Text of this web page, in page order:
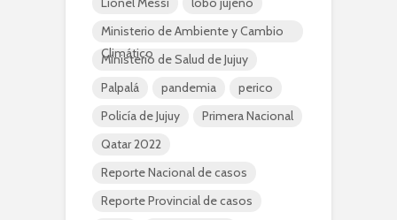
Ministerio de Ambiente y Cambio
Climático
Ministerio de Salud de Jujuy
Palpalá
pandemia
perico
Policía de Jujuy
Primera Nacional
Qatar 2022
Reporte Nacional de casos
Reporte Provincial de casos